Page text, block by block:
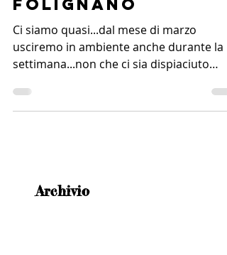
Folignano
Ci siamo quasi...dal mese di marzo
usciremo in ambiente anche durante la
settimana...non che ci sia dispiaciuto
Archivio